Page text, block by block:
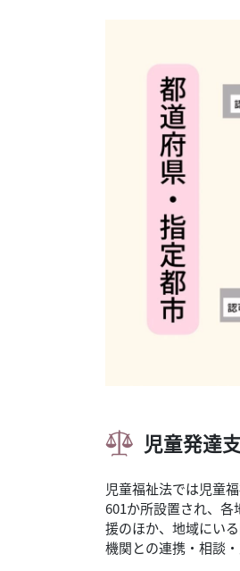
児童発達
児童福祉法では児童
601か所設置され、
援のほか、地域にい
機関との連携・相談